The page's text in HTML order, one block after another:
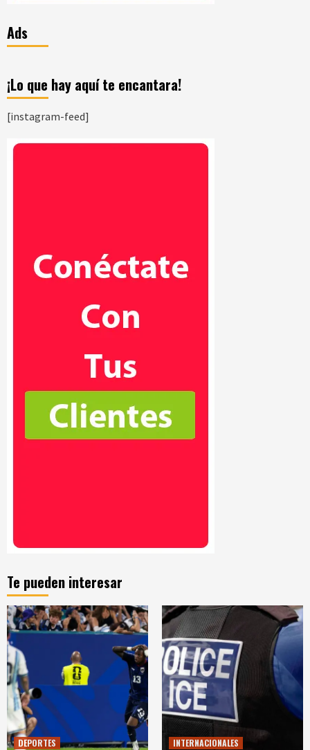
Ads
¡Lo que hay aquí te encantara!
[instagram-feed]
Te pueden interesar
DEPORTES INTERNACIONALES